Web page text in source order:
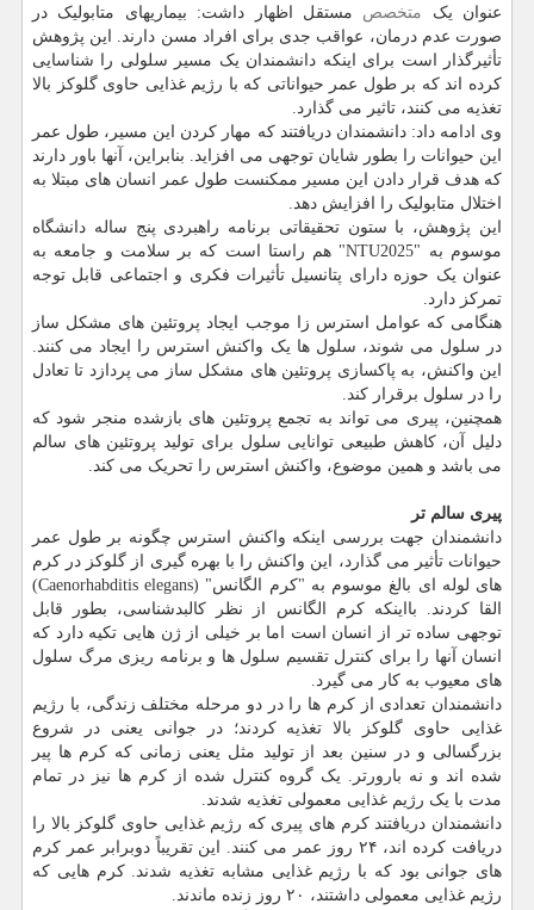
عنوان یک متخصص مستقل اظهار داشت: بیماریهای متابولیک در
صورت عدم درمان، عواقب جدی برای افراد مسن دارند. این پژوهش
تأثیرگذار است برای اینکه دانشمندان یک مسیر سلولی را شناسایی
کرده اند که بر طول عمر حیواناتی که با رژیم غذایی حاوی گلوکز بالا
تغذیه می کنند، تاثیر می گذارد.
وی ادامه داد: دانشمندان دریافتند که مهار کردن این مسیر، طول عمر
این حیوانات را بطور شایان توجهی می افزاید. بنابراین، آنها باور دارند
که هدف قرار دادن این مسیر ممکنست طول عمر انسان های مبتلا به
اختلال متابولیک را افزایش دهد.
این پژوهش، با ستون تحقیقاتی برنامه راهبردی پنج ساله دانشگاه
موسوم به "NTU2025" هم راستا است که بر سلامت و جامعه به
عنوان یک حوزه دارای پتانسیل تأثیرات فکری و اجتماعی قابل توجه
تمرکز دارد.
هنگامی که عوامل استرس زا موجب ایجاد پروتئین های مشکل ساز
در سلول می شوند، سلول ها یک واکنش استرس را ایجاد می کنند.
این واکنش، به پاکسازی پروتئین های مشکل ساز می پردازد تا تعادل
را در سلول برقرار کند.
همچنین، پیری می تواند به تجمع پروتئین های بازشده منجر شود که
دلیل آن، کاهش طبیعی توانایی سلول برای تولید پروتئین های سالم
می باشد و همین موضوع، واکنش استرس را تحریک می کند.
پیری سالم تر
دانشمندان جهت بررسی اینکه واکنش استرس چگونه بر طول عمر
حیوانات تأثیر می گذارد، این واکنش را با بهره گیری از گلوکز در کرم
های لوله ای بالغ موسوم به "کرم الگانس" (Caenorhabditis elegans)
القا کردند. بااینکه کرم الگانس از نظر کالبدشناسی، بطور قابل
توجهی ساده تر از انسان است اما بر خیلی از ژن هایی تکیه دارد که
انسان آنها را برای کنترل تقسیم سلول ها و برنامه ریزی مرگ سلول
های معیوب به کار می گیرد.
دانشمندان تعدادی از کرم ها را در دو مرحله مختلف زندگی، با رژیم
غذایی حاوی گلوکز بالا تغذیه کردند؛ در جوانی یعنی در شروع
بزرگسالی و در سنین بعد از تولید مثل یعنی زمانی که کرم ها پیر
شده اند و نه بارورتر. یک گروه کنترل شده از کرم ها نیز در تمام
مدت با یک رژیم غذایی معمولی تغذیه شدند.
دانشمندان دریافتند کرم های پیری که رژیم غذایی حاوی گلوکز بالا را
دریافت کرده اند، ۲۴ روز عمر می کنند. این تقریباً دوبرابر عمر کرم
های جوانی بود که با رژیم غذایی مشابه تغذیه شدند. کرم هایی که
رژیم غذایی معمولی داشتند، ۲۰ روز زنده ماندند.